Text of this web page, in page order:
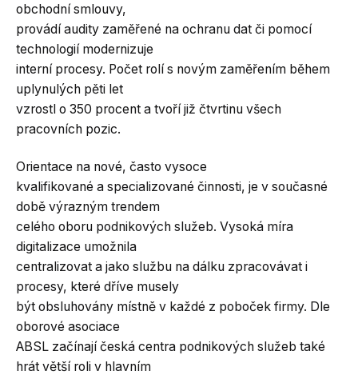
obchodní smlouvy,
provádí audity zaměřené na ochranu dat či pomocí
technologií modernizuje
interní procesy. Počet rolí s novým zaměřením během
uplynulých pěti let
vzrostl o 350 procent a tvoří již čtvrtinu všech
pracovních pozic.
Orientace na nové, často vysoce
kvalifikované a specializované činnosti, je v současné
době výrazným trendem
celého oboru podnikových služeb. Vysoká míra
digitalizace umožnila
centralizovat a jako službu na dálku zpracovávat i
procesy, které dříve musely
být obsluhovány místně v každé z poboček firmy. Dle
oborové asociace
ABSL začínají česká centra podnikových služeb také
hrát větší roli v hlavním